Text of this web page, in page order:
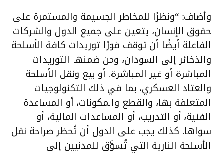
وأضاف: “ونظرًا للمخاطر الجسيمة والمستمرة على
حقوق الإنسان، يتعين على جميع الدول والشركات
الفاعلة أيضًا أن توقف فورًا توريدات كافة الأسلحة
والذخائر إلى السودان، ومن ضمنها التوريدات
المباشرة أو غير المباشرة، أو بيع ونقل الأسلحة
والعتاد العسكري، بما في ذلك التكنولوجيات
المتعلقة بها، والقطع والمكونات، أو المساعدة
الفنية، أو التدريب، أو المساعدات المالية، أو
سواها. كذلك يجب على الدول أن تُحظر صراحة نقل
الأسلحة النارية التي تُسوَّق للمدنيين إلى